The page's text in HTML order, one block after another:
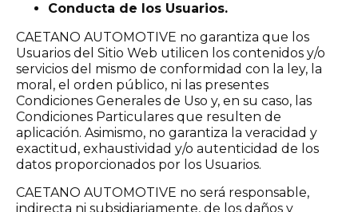
Conducta de los Usuarios.
CAETANO AUTOMOTIVE no garantiza que los
Usuarios del Sitio Web utilicen los contenidos y/o
servicios del mismo de conformidad con la ley, la
moral, el orden público, ni las presentes
Condiciones Generales de Uso y, en su caso, las
Condiciones Particulares que resulten de
aplicación. Asimismo, no garantiza la veracidad y
exactitud, exhaustividad y/o autenticidad de los
datos proporcionados por los Usuarios.
CAETANO AUTOMOTIVE no será responsable,
indirecta ni subsidiariamente, de los daños y